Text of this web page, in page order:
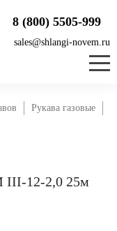
8 (800) 5505-999
sales@shlangi-novem.ru
Рукава газовые
III-12-2,0 25м